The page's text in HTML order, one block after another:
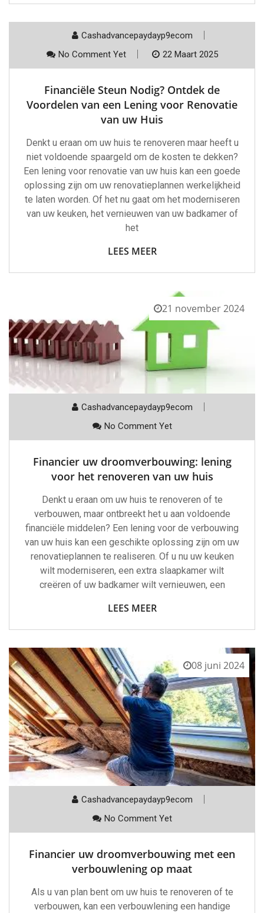
Cashadvancepaydayp9ecom
No Comment Yet
22 Maart 2025
Financiële Steun Nodig? Ontdek de
Voordelen van een Lening voor Renovatie
van uw Huis
Denkt u eraan om uw huis te renoveren maar heeft u
niet voldoende spaargeld om de kosten te dekken?
Een lening voor renovatie van uw huis kan een goede
oplossing zijn om uw renovatieplannen werkelijkheid
te laten worden. Of het nu gaat om het moderniseren
van uw keuken, het vernieuwen van uw badkamer of
het
LEES MEER
21 november 2024
Cashadvancepaydayp9ecom
No Comment Yet
Financier uw droomverbouwing: lening
voor het renoveren van uw huis
Denkt u eraan om uw huis te renoveren of te
verbouwen, maar ontbreekt het u aan voldoende
financiële middelen? Een lening voor de verbouwing
van uw huis kan een geschikte oplossing zijn om uw
renovatieplannen te realiseren. Of u nu uw keuken
wilt moderniseren, een extra slaapkamer wilt
creëren of uw badkamer wilt vernieuwen, een
LEES MEER
08 juni 2024
Cashadvancepaydayp9ecom
No Comment Yet
Financier uw droomverbouwing met een
verbouwlening op maat
Als u van plan bent om uw huis te renoveren of te
verbouwen, kan een verbouwlening een handige